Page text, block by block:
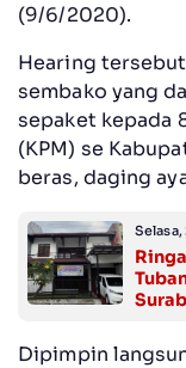
(9/6/2020).
Hearing
sembako yang
sepaket kepada
(KPM) se
beras, daging
Selasa,
Dipimpin